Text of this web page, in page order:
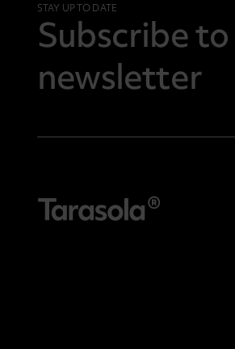
STAY UP TO DATE
Subscribe
newsletter